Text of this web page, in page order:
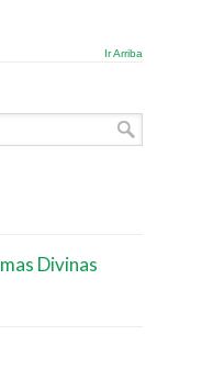
Ir Arriba
Divinas